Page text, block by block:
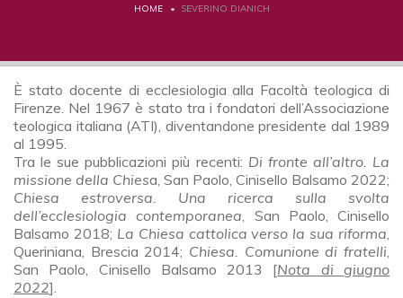
HOME SEVERINO DIANICH
È stato docente di ecclesiologia alla Facoltà teologica di
Firenze. Nel 1967 è stato tra i fondatori dell’Associazione
teologica italiana (ATI), diventandone presidente dal 1989
al 1995.
Tra le sue pubblicazioni più recenti: Di fronte all’altro. La
missione della Chiesa, San Paolo, Cinisello Balsamo 2022;
Chiesa estroversa. Una ricerca sulla svolta
dell’ecclesiologia contemporanea, San Paolo, Cinisello
Balsamo 2018; La Chiesa cattolica verso la sua riforma,
Queriniana, Brescia 2014; Chiesa. Comunione di fratelli,
San Paolo, Cinisello Balsamo 2013 [Nota di giugno
2022].